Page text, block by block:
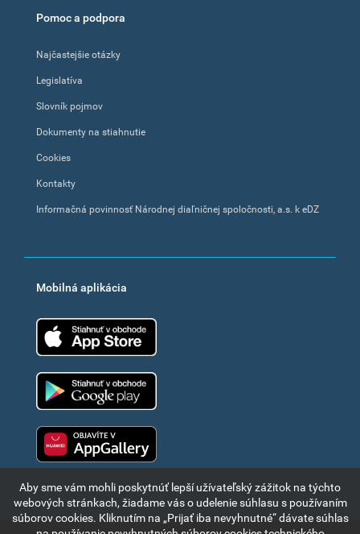
Pomoc a podpora
Najčastejšie otázky
Legislatíva
Slovník pojmov
Dokumenty na stiahnutie
Cookies
Kontakty
Informačná povinnosť Národnej diaľničnej spoločnosti, a.s. k eDZ
Mobilná aplikácia
Aby sme vám mohli poskytnúť lepší užívateľský zážitok na týchto
webových stránkach, žiadame vás o udelenie súhlasu s používaním
súborov cookies. Kliknutím na „Prijať iba nevyhnutné“ dávate súhlas